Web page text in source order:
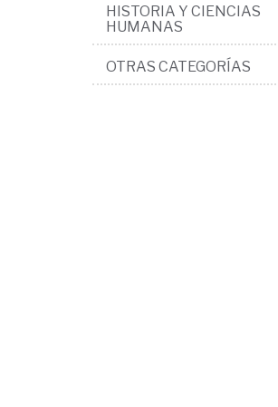
HISTORIA Y CIENCIAS
HUMANAS
OTRAS CATEGORÍAS